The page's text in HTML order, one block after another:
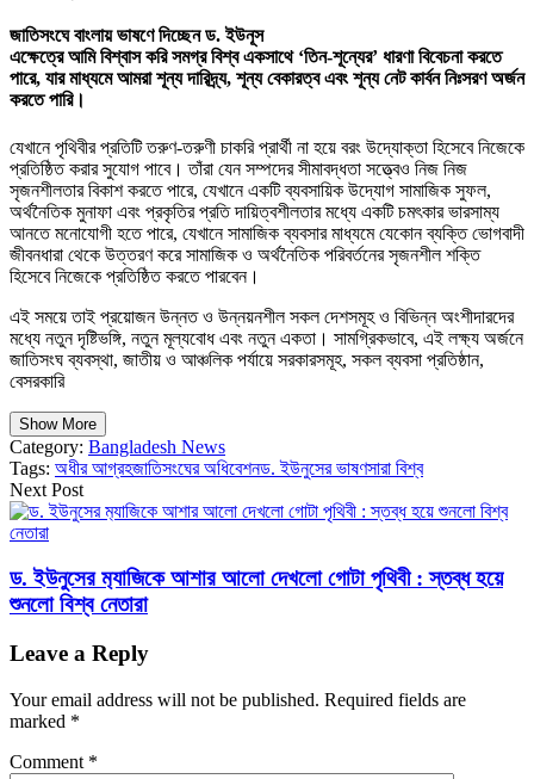
জাতিসংঘে বাংলায় ভাষণে দিচ্ছেন ড. ইউনূস
এক্ষেত্রে আমি বিশ্বাস করি সমগ্র বিশ্ব একসাথে ‘তিন-শূন্যের’ ধারণা বিবেচনা করতে
পারে, যার মাধ্যমে আমরা শূন্য দারিদ্র্য, শূন্য বেকারত্ব এবং শূন্য নেট কার্বন নিঃসরণ অর্জন
করতে পারি।
যেখানে পৃথিবীর প্রতিটি তরুণ-তরুণী চাকরি প্রার্থী না হয়ে বরং উদ্যোক্তা হিসেবে নিজেকে
প্রতিষ্ঠিত করার সুযোগ পাবে। তাঁরা যেন সম্পদের সীমাবদ্ধতা সত্ত্বেও নিজ নিজ
সৃজনশীলতার বিকাশ করতে পারে, যেখানে একটি ব্যবসায়িক উদ্যোগ সামাজিক সুফল,
অর্থনৈতিক মুনাফা এবং প্রকৃতির প্রতি দায়িত্বশীলতার মধ্যে একটি চমৎকার ভারসাম্য
আনতে মনোযোগী হতে পারে, যেখানে সামাজিক ব্যবসার মাধ্যমে যেকোন ব্যক্তি ভোগবাদী
জীবনধারা থেকে উত্তরণ করে সামাজিক ও অর্থনৈতিক পরিবর্তনের সৃজনশীল শক্তি
হিসেবে নিজেকে প্রতিষ্ঠিত করতে পারবেন।
এই সময়ে তাই প্রয়োজন উন্নত ও উন্নয়নশীল সকল দেশসমূহ ও বিভিন্ন অংশীদারদের
মধ্যে নতুন দৃষ্টিভঙ্গি, নতুন মূল্যবোধ এবং নতুন একতা। সামগ্রিকভাবে, এই লক্ষ্য অর্জনে
জাতিসংঘ ব্যবস্থা, জাতীয় ও আঞ্চলিক পর্যায়ে সরকারসমূহ, সকল ব্যবসা প্রতিষ্ঠান,
বেসরকারি
Show More
Category: Bangladesh News
Tags: অধীর আগ্রহজাতিসংঘের অধিবেশনড. ইউনুসের ভাষণসারা বিশ্ব
Next Post
ড. ইউনুসের ম‍্যাজিকে আশার আলো দেখলো গোটা পৃথিবী : স্তব্ধ হয়ে
শুনলো বিশ্ব নেতারা
Leave a Reply
Your email address will not be published. Required fields are
marked *
Comment *